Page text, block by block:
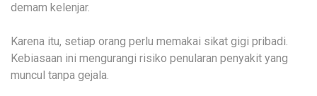
demam kelenjar.
Karena itu, setiap orang perlu memakai sikat gigi pribadi.
Kebiasaan ini mengurangi risiko penularan penyakit yang
muncul tanpa gejala.